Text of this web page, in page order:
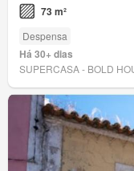
73 m²
Despensa
Há 30+ dias
SUPERCASA - BOLD